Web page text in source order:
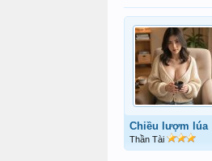
Chiều lượm lúa
Thần Tài